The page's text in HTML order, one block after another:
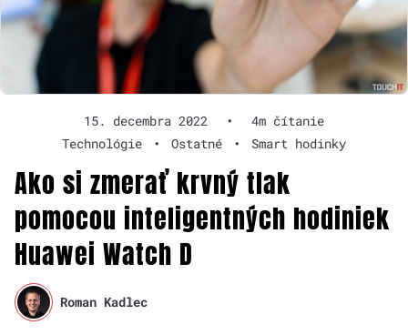
15. decembra 2022 •
4m čítanie
Technológie
• Ostatné • Smart hodinky
Ako si zmerať krvný tlak
pomocou inteligentných hodiniek
Huawei Watch D
Roman Kadlec